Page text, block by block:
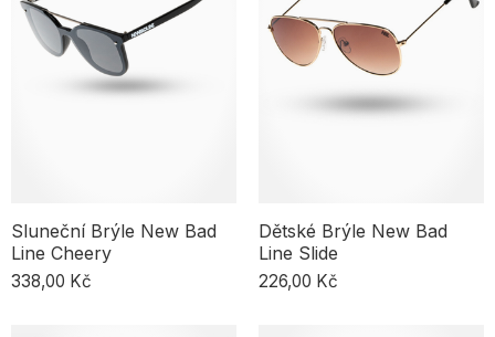
Sluneční Brýle New Bad
Line Cheery
338,00 Kč
Dětské Brýle New Bad
Line Slide
226,00 Kč